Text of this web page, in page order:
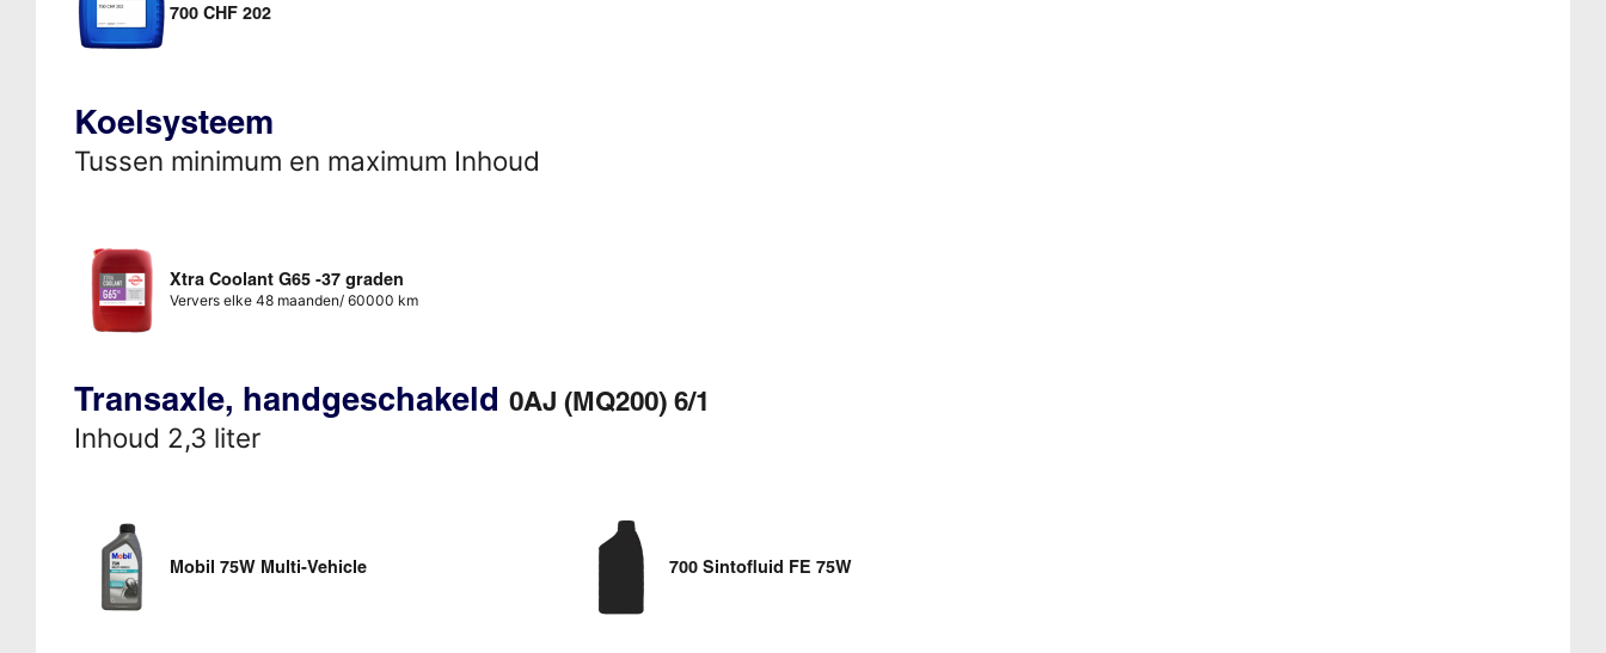
700 CHF 202
Koelsysteem
Tussen minimum en maximum Inhoud
Xtra Coolant G65 -37 graden
Ververs elke 48 maanden/ 60000 km
Transaxle, handgeschakeld 0AJ (MQ200) 6/1
Inhoud 2,3 liter
Mobil 75W Multi-Vehicle 700 Sintofluid FE 75W